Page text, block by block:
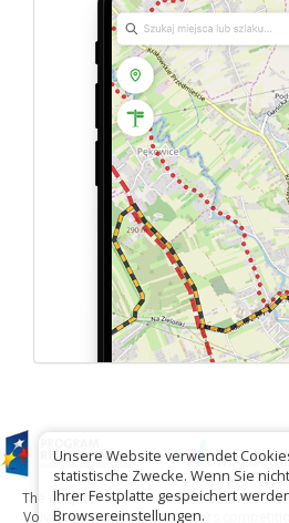
The project has been carried out with
Voivodship within tourist offers
Unsere Website verwendet
statistische Zwecke. Wenn Sie
Ihrer Festplatte gespeichert
Browsereinstellungen.